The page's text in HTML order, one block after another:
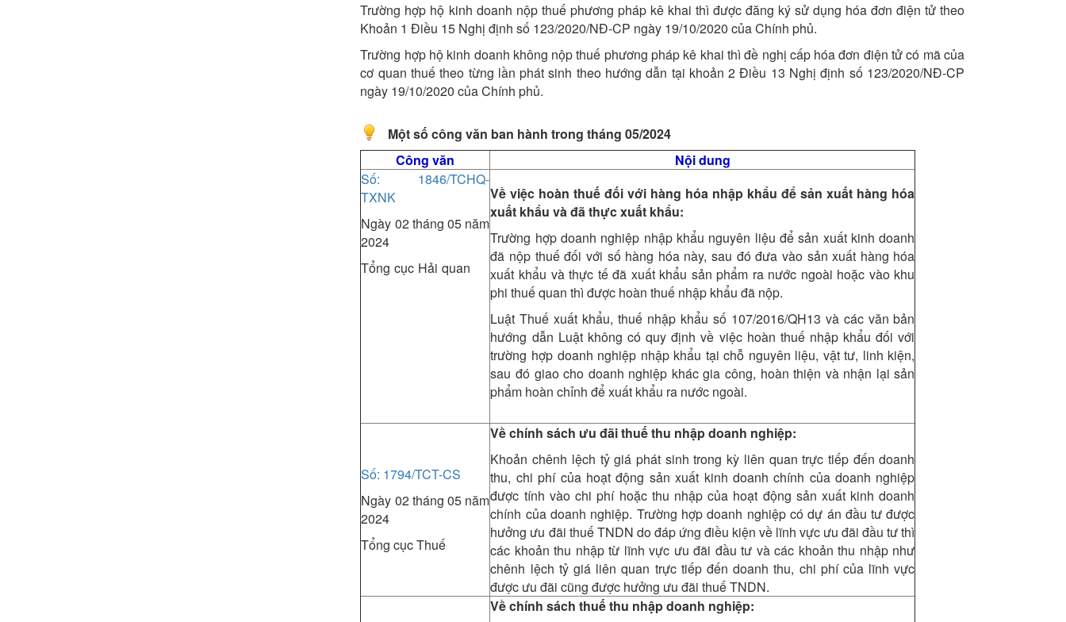
Trường hợp hộ kinh doanh nộp thuế phương pháp kê khai thì được đăng ký sử dụng hóa đơn điện tử theo
Khoản 1 Điều 15 Nghị định số 123/2020/NĐ-CP ngày 19/10/2020 của Chính phủ.
Trường hợp hộ kinh doanh không nộp thuế phương pháp kê khai thì đề nghị cấp hóa đơn điện tử có mã của
cơ quan thuế theo từng lần phát sinh theo hướng dẫn tại khoản 2 Điều 13 Nghị định số 123/2020/NĐ-CP
ngày 19/10/2020 của Chính phủ.
Một số công văn ban hành trong tháng 05/2024
Công văn
Nội dung
Số: 1846/TCHQ-
TXNK
Ngày 02 tháng 05 năm
2024
Tổng cục Hải quan
Về việc hoàn thuế đối với hàng hóa nhập khẩu để sản xuất hàng hóa
xuất khẩu và đã thực xuất khẩu:
Trường hợp doanh nghiệp nhập khẩu nguyên liệu để sản xuất kinh doanh
đã nộp thuế đối với số hàng hóa này, sau đó đưa vào sản xuất hàng hóa
xuất khẩu và thực tế đã xuất khẩu sản phẩm ra nước ngoài hoặc vào khu
phi thuế quan thì được hoàn thuế nhập khẩu đã nộp.
Luật Thuế xuất khẩu, thuế nhập khẩu số 107/2016/QH13 và các văn bản
hướng dẫn Luật không có quy định về việc hoàn thuế nhập khẩu đối với
trường hợp doanh nghiệp nhập khẩu tại chỗ nguyên liệu, vật tư, linh kiện,
sau đó giao cho doanh nghiệp khác gia công, hoàn thiện và nhận lại sản
phẩm hoàn chỉnh để xuất khẩu ra nước ngoài.
Số: 1794/TCT-CS
Ngày 02 tháng 05 năm
2024
Tổng cục Thuế
Về chính sách ưu đãi thuế thu nhập doanh nghiệp:
Khoản chênh lệch tỷ giá phát sinh trong kỳ liên quan trực tiếp đến doanh
thu, chi phí của hoạt động sản xuất kinh doanh chính của doanh nghiệp
được tính vào chi phí hoặc thu nhập của hoạt động sản xuất kinh doanh
chính của doanh nghiệp. Trường hợp doanh nghiệp có dự án đầu tư được
hưởng ưu đãi thuế TNDN do đáp ứng điều kiện về lĩnh vực ưu đãi đầu tư thì
các khoản thu nhập từ lĩnh vực ưu đãi đầu tư và các khoản thu nhập như
chênh lệch tỷ giá liên quan trực tiếp đến doanh thu, chi phí của lĩnh vực
được ưu đãi cũng được hưởng ưu đãi thuế TNDN.
Về chính sách thuế thu nhập doanh nghiệp: